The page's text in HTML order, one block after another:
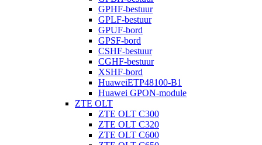
GPHF-bestuur
GPLF-bestuur
GPUF-bord
GPSF-bord
CSHF-bestuur
CGHF-bestuur
XSHF-bord
HuaweiETP48100-B1
Huawei GPON-module
ZTE OLT
ZTE OLT C300
ZTE OLT C320
ZTE OLT C600